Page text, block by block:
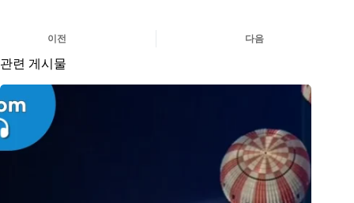
이전 다음
관련 게시물